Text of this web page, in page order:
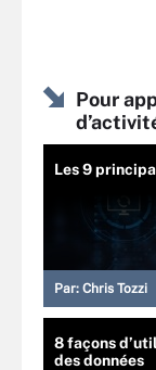
Pour
Les 9
Par: Chris Tozzi
8 façons
des données